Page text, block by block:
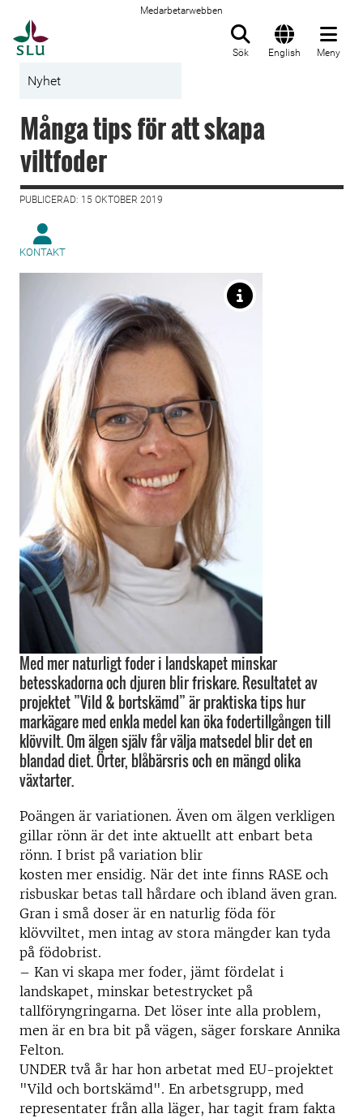
Medarbetarwebben
Sök English Meny
Nyhet
Många tips för att skapa
viltfoder
PUBLICERAD: 15 OKTOBER 2019
KONTAKT
Med mer naturligt foder i landskapet minskar
betesskadorna och djuren blir friskare. Resultatet av
projektet ”Vild & bortskämd” är praktiska tips hur
markägare med enkla medel kan öka fodertillgången till
klövvilt. Om älgen själv får välja matsedel blir det en
blandad diet. Örter, blåbärsris och en mängd olika
växtarter.
Poängen är variationen. Även om älgen verkligen
gillar rönn är det inte aktuellt att enbart beta
rönn. I brist på variation blir
kosten mer ensidig. När det inte finns RASE och
risbuskar betas tall hårdare och ibland även gran.
Gran i små doser är en naturlig föda för
klövviltet, men intag av stora mängder kan tyda
på födobrist.
– Kan vi skapa mer foder, jämt fördelat i
landskapet, minskar betestrycket på
tallföryngringarna. Det löser inte alla problem,
men är en bra bit på vägen, säger forskare Annika
Felton.
UNDER två år har hon arbetat med EU-projektet
"Vild och bortskämd". En arbetsgrupp, med
representater från alla läger, har tagit fram fakta